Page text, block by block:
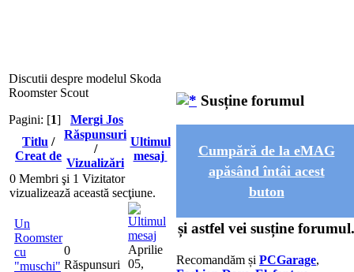
Discutii despre modelul Skoda
Roomster Scout
Pagini: [1] Mergi Jos
Titlu /
Creat de
Răspunsuri
/
Vizualizări
Ultimul
mesaj
0 Membri şi 1 Vizitator
vizualizează această secţiune.
Un
Roomster
cu
"muschi"
0
Răspunsuri
Aprilie
05,
Susține forumul
Cumpără de la eMAG
apăsând întâi acest
buton
și astfel vei susține forumul.
Recomandăm și PCGarage,